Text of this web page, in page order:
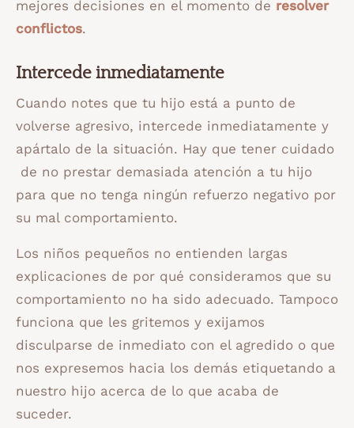
mejores decisiones en el momento de resolver
conflictos.
Intercede inmediatamente
Cuando notes que tu hijo está a punto de
volverse agresivo, intercede inmediatamente y
apártalo de la situación. Hay que tener cuidado
de no prestar demasiada atención a tu hijo
para que no tenga ningún refuerzo negativo por
su mal comportamiento.
Los niños pequeños no entienden largas
explicaciones de por qué consideramos que su
comportamiento no ha sido adecuado. Tampoco
funciona que les gritemos y exijamos
disculparse de inmediato con el agredido o que
nos expresemos hacia los demás etiquetando a
nuestro hijo acerca de lo que acaba de
suceder.